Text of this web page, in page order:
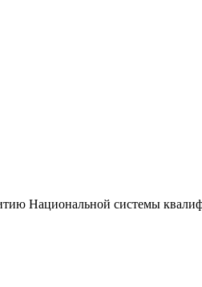
Национальной системы